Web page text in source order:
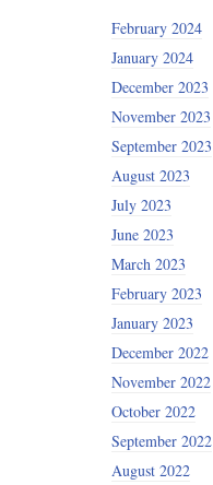
February 2024
January 2024
December 2023
November 2023
September 2023
August 2023
July 2023
June 2023
March 2023
February 2023
January 2023
December 2022
November 2022
October 2022
September 2022
August 2022